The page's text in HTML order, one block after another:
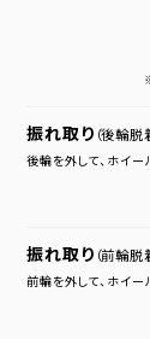
振れ取り （後輪脱
後輪を外して、ホイ
振れ取り （前輪脱
前輪を外して、ホイ